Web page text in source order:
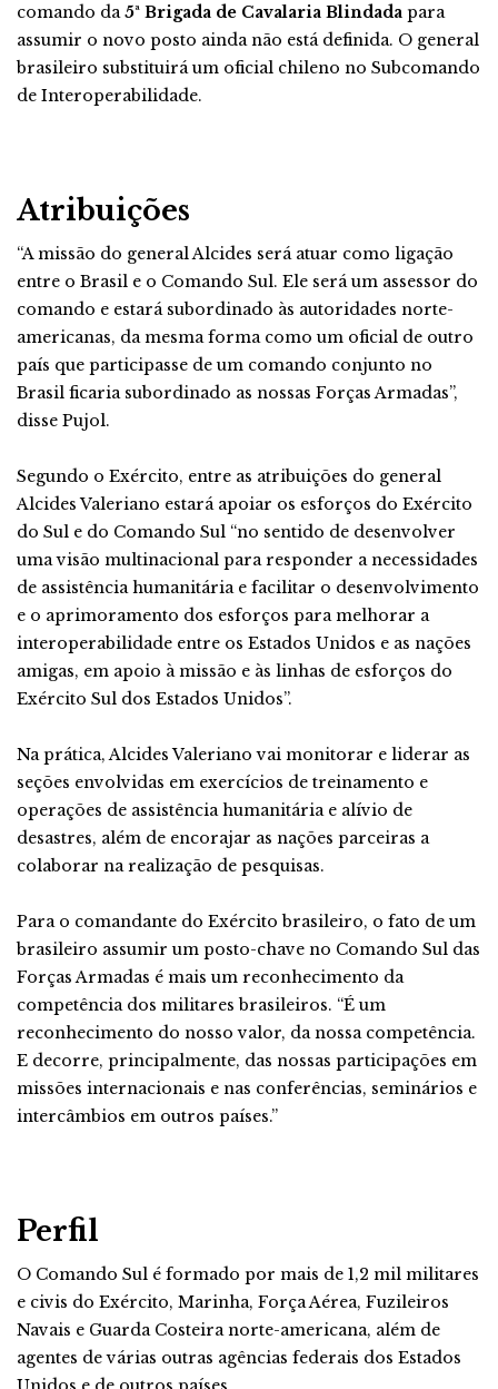
comando da5ª Brigada de Cavalaria Blindada para
assumir o novo posto ainda não está definida. O general
brasileiro substituirá um oficial chileno no Subcomando
de Interoperabilidade.
Atribuições
“A missão do general Alcides será atuar como ligação
entre o Brasil e o Comando Sul. Ele será um assessor do
comando e estará subordinado às autoridades norte-
americanas, da mesma forma como um oficial de outro
país que participasse de um comando conjunto no
Brasil ficaria subordinado as nossas Forças Armadas”,
disse Pujol.
Segundo o Exército, entre as atribuições do general
Alcides Valeriano estará apoiar os esforços do Exército
do Sul e do Comando Sul “no sentido de desenvolver
uma visão multinacional para responder a necessidades
de assistência humanitária e facilitar o desenvolvimento
e o aprimoramento dos esforços para melhorar a
interoperabilidade entre os Estados Unidos e as nações
amigas, em apoio à missão e às linhas de esforços do
Exército Sul dos Estados Unidos”.
Na prática, Alcides Valeriano vai monitorar e liderar as
seções envolvidas em exercícios de treinamento e
operações de assistência humanitária e alívio de
desastres, além de encorajar as nações parceiras a
colaborar na realização de pesquisas.
Para o comandante do Exército brasileiro, o fato de um
brasileiro assumir um posto-chave no Comando Sul das
Forças Armadas é mais um reconhecimento da
competência dos militares brasileiros. “É um
reconhecimento do nosso valor, da nossa competência.
E decorre, principalmente, das nossas participações em
missões internacionais e nas conferências, seminários e
intercâmbios em outros países.”
Perfil
O Comando Sul é formado por mais de 1,2 mil militares
e civis do Exército, Marinha, Força Aérea, Fuzileiros
Navais e Guarda Costeira norte-americana, além de
agentes de várias outras agências federais dos Estados